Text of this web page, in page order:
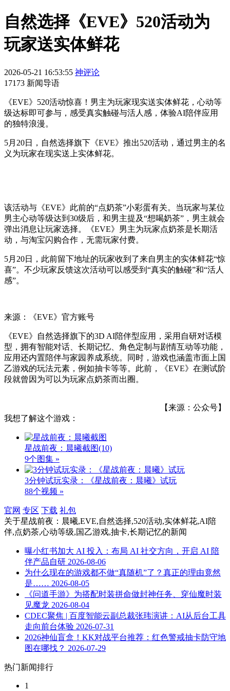
自然选择《EVE》520活动为
玩家送实体鲜花
2026-05-21 16:53:55 神评论
17173 新闻导语
《EVE》520活动惊喜！男主为玩家现实送实体鲜花，心动等
级达标即可参与，感受真实触碰与活人感，体验AI陪伴应用
的独特浪漫。
5月20日，自然选择旗下《EVE》推出520活动，通过男主的名
义为玩家在现实送上实体鲜花。
该活动与《EVE》此前的“点奶茶”小彩蛋有关。当玩家与某位
男主心动等级达到30级后，和男主提及“想喝奶茶”，男主就会
弹出消息让玩家选择。《EVE》男主为玩家点奶茶是长期活
动，与淘宝闪购合作，无需玩家付费。
5月20日，此前留下地址的玩家收到了来自男主的实体鲜花“惊
喜”。不少玩家反馈这次活动可以感受到“真实的触碰”和“活人
感”。
来源：《EVE》官方账号
《EVE》自然选择旗下的3D AI陪伴型应用，采用自研对话模
型，拥有智能对话、长期记忆、角色定制与剧情互动等功能，
应用还内置陪伴与家园养成系统。同时，游戏也涵盖市面上国
乙游戏的玩法元素，例如抽卡等等。此前，《EVE》在测试阶
段就曾因为可以为玩家点奶茶而出圈。
【来源：公众号】
我想了解这个游戏：
星战前夜：晨曦截图(10)
9个图集 »
3分钟试玩实录：《星战前夜：晨曦》试玩
88个视频 »
官网 专区 下载 礼包
关于星战前夜：晨曦,EVE,自然选择,520活动,实体鲜花,AI陪
伴,点奶茶,心动等级,国乙游戏,抽卡,长期记忆的新闻
曝小红书加大 AI 投入：布局 AI 社交方向，开启 AI 陪
伴产品自研 2026-08-06
为什么现在的游戏都不做“真随机”了？真正的理由竟然
是…… 2026-08-05
《问道手游》为搭配时装拼命做封神任务、穿仙魔时装
见魔龙 2026-08-04
CDEC聚焦 | 百度智能云副总裁张玮演讲：AI从后台工具
走向前台体验 2026-07-31
2026神仙盲盒！KK对战平台推荐：红色警戒抽卡防守地
图在哪找？ 2026-07-29
热门新闻排行
1